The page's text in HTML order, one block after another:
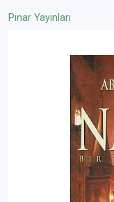
Pınar Yayınları